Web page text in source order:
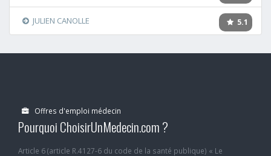
5.1
JULIEN CANOLLE
Offres d'emploi médecin
Pourquoi ChoisirUnMedecin.com ?
Article 6 (article R.4127-6 du code de la santé publique) « Le